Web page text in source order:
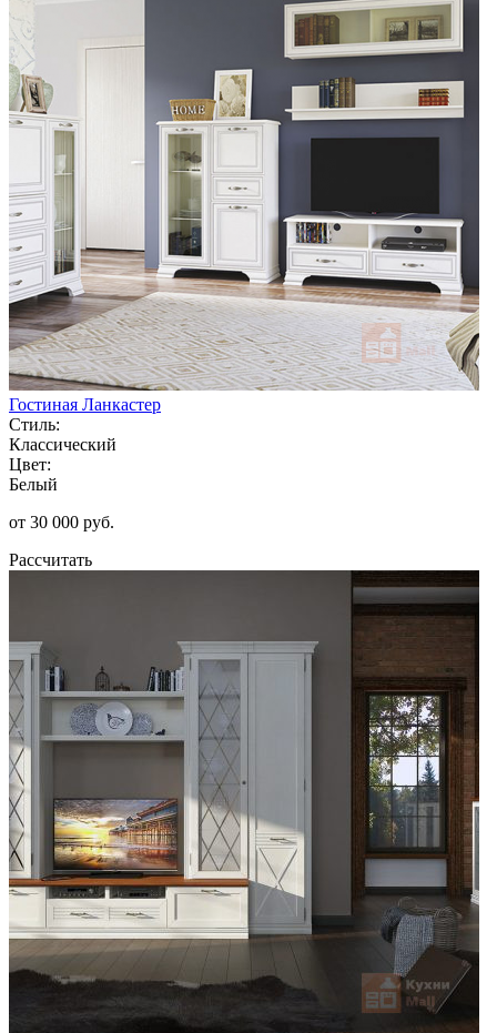
Гостиная Ланкастер
Стиль:
Классический
Цвет:
Белый
от 30 000 руб.
Рассчитать